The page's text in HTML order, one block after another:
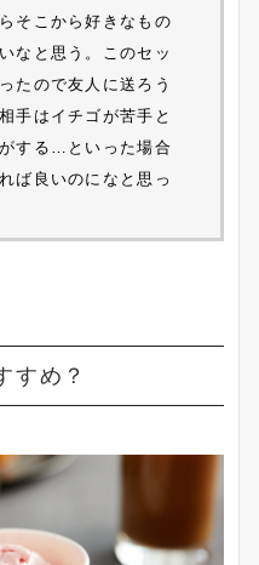
そこから好きなもの
なと思う。このセッ
たので友人に送ろう
手はイチゴが苦手と
する…といった場合
ば良いのになと思っ
すめ？